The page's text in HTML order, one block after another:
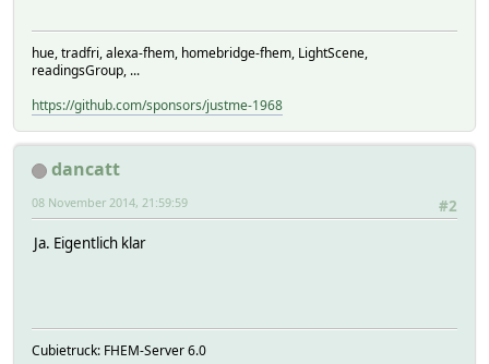
hue, tradfri, alexa-fhem, homebridge-fhem, LightScene,
readingsGroup, ...
https://github.com/sponsors/justme-1968
dancatt
#2
08 November 2014, 21:59:59
Ja. Eigentlich klar
Cubietruck: FHEM-Server 6.0